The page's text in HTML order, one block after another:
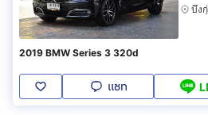
บึง
2019 BMW Series 3 320d
แชท